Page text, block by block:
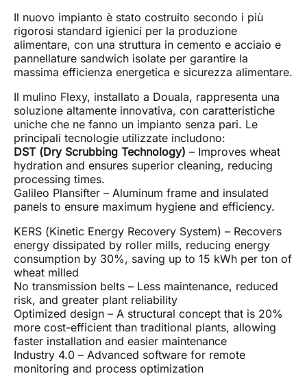
Il nuovo impianto è stato costruito secondo i più
rigorosi standard igienici per la produzione
alimentare, con una struttura in cemento e acciaio e
pannellature sandwich isolate per garantire la
massima efficienza energetica e sicurezza alimentare.
Il mulino Flexy, installato a Douala, rappresenta una
soluzione altamente innovativa, con caratteristiche
uniche che ne fanno un impianto senza pari. Le
principali tecnologie utilizzate includono:
DST (Dry Scrubbing Technology) – Improves wheat
hydration and ensures superior cleaning, reducing
processing times.
Galileo Plansifter – Aluminum frame and insulated
panels to ensure maximum hygiene and efficiency.
KERS (Kinetic Energy Recovery System) – Recovers
energy dissipated by roller mills, reducing energy
consumption by 30%, saving up to 15 kWh per ton of
wheat milled
No transmission belts – Less maintenance, reduced
risk, and greater plant reliability
Optimized design – A structural concept that is 20%
more cost-efficient than traditional plants, allowing
faster installation and easier maintenance
Industry 4.0 – Advanced software for remote
monitoring and process optimization